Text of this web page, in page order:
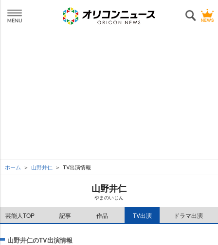
ホーム 山野井仁 TV出演情報
山野井仁
まのいじん
芸能人TOP 記事 作品 TV出演 ドラマ出演
山野井仁のTV出演情報